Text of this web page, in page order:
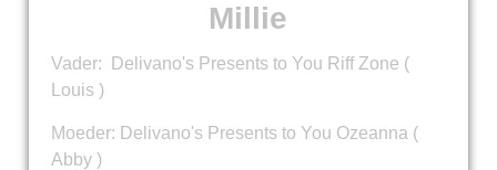
Millie
Vader: Delivano's Presents to You Riff Zone (
Louis )
Moeder: Delivano's Presents to You Ozeanna (
Abby )